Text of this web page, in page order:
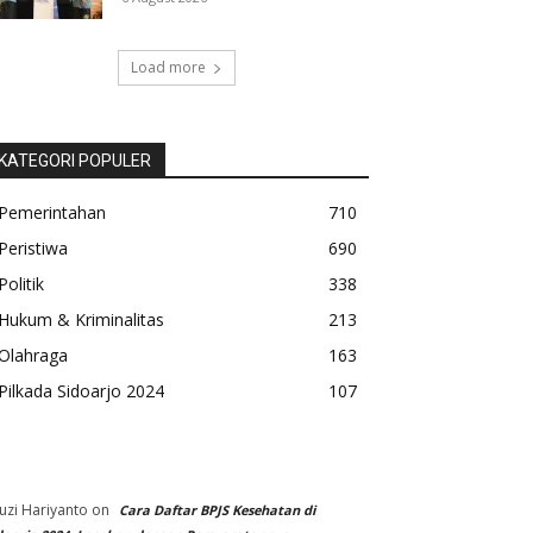
Load more
POPULER
710
690
338
& Kriminalitas
213
163
Sidoarjo 2024
107
Hariyanto on
Cara Daftar BPJS Kesehatan di